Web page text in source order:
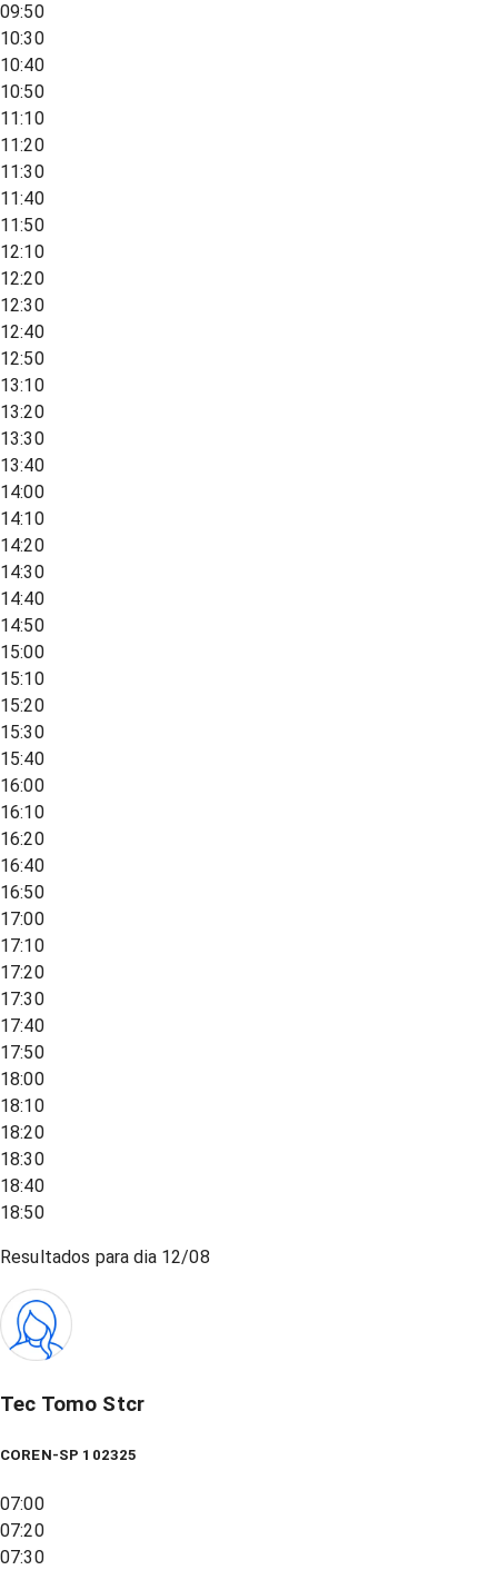
09:50
10:30
10:40
10:50
11:10
11:20
11:30
11:40
11:50
12:10
12:20
12:30
12:40
12:50
13:10
13:20
13:30
13:40
14:00
14:10
14:20
14:30
14:40
14:50
15:00
15:10
15:20
15:30
15:40
16:00
16:10
16:20
16:40
16:50
17:00
17:10
17:20
17:30
17:40
17:50
18:00
18:10
18:20
18:30
18:40
18:50
Resultados para dia 12/08
Tec Tomo Stcr
COREN-SP 102325
07:00
07:20
07:30